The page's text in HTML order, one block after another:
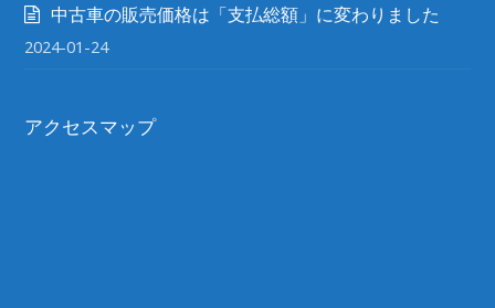
中古車の販売価格は「支払総額」に変わりました
2024-01-24
アクセスマップ